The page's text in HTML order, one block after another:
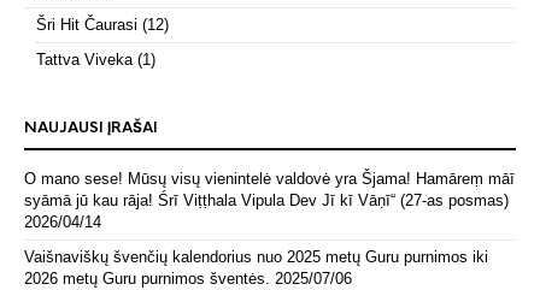
Šri Hit Čaurasi (12)
Tattva Viveka (1)
NAUJAUSI ĮRAŠAI
O mano sese! Mūsų visų vienintelė valdovė yra Šjama! Hamāreṃ māī
syāmā jū kau rāja! Śrī Viṭṭhala Vipula Dev Jī kī Vāṇī“ (27-as posmas)
2026/04/14
Vaišnaviškų švenčių kalendorius nuo 2025 metų Guru purnimos iki
2026 metų Guru purnimos šventės.
2025/07/06